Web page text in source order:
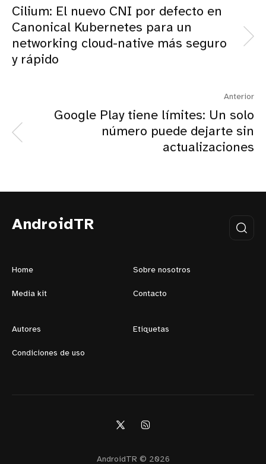
Cilium: El nuevo CNI por defecto en
Canonical Kubernetes para un
networking cloud-native más seguro
y rápido
Anterior
Google Play tiene límites: Un solo
número puede dejarte sin
actualizaciones
AndroidTR
Home Sobre nosotros
Media kit Contacto
Autores Etiquetas
Condiciones de uso
AndroidTR © 2026